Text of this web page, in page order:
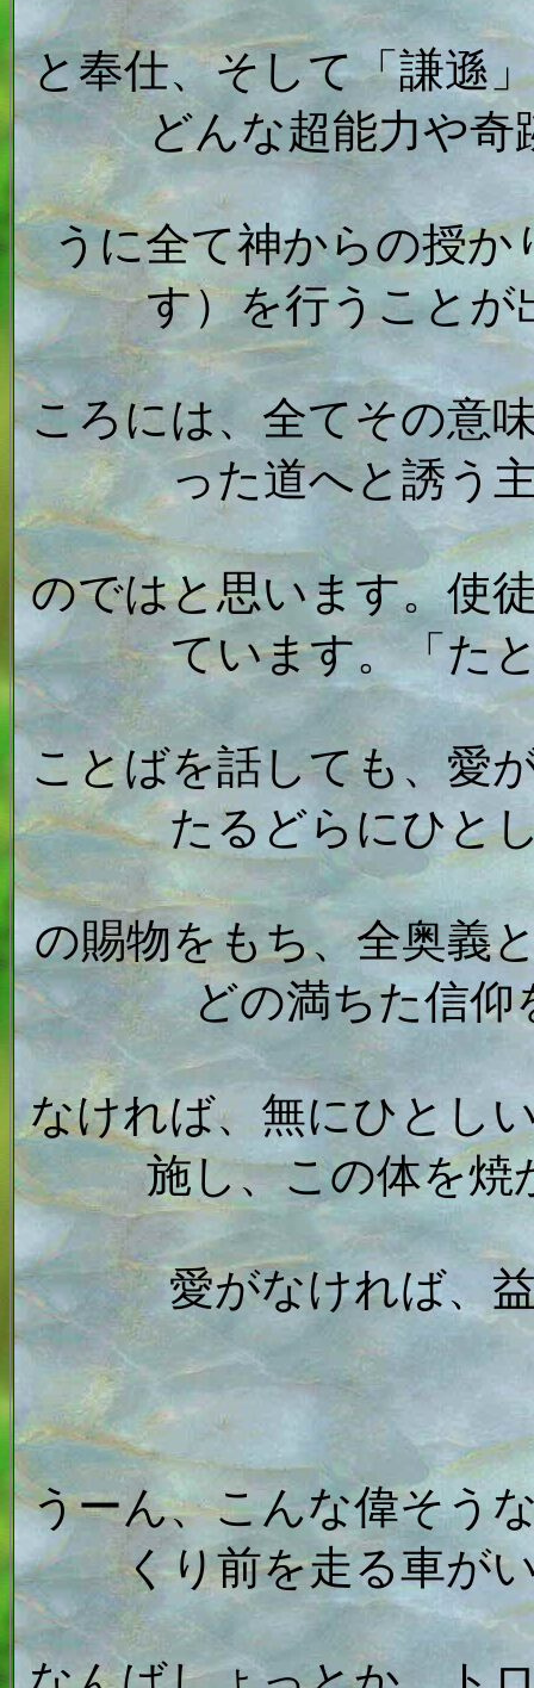
と奉仕、そして「謙遜
どんな超能力や
うに全て神からの授
す）を行うことが
ころには、全てその意
った道へと誘う
のではと思います。使
ています。「た
ことばを話しても、愛
たるどらにひと
の賜物をもち、全奥義
どの満ちた信仰
なければ、無にひとし
施し、この体を焼
愛がなければ、
うーん、こんな偉そう
くり前を走る車が